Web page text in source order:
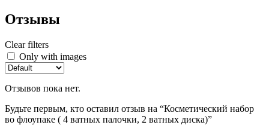
Отзывы
Clear filters
Only with images
Отзывов пока нет.
Будьте первым, кто оставил отзыв на “Косметический набор
во флоупаке ( 4 ватных палочки, 2 ватных диска)”